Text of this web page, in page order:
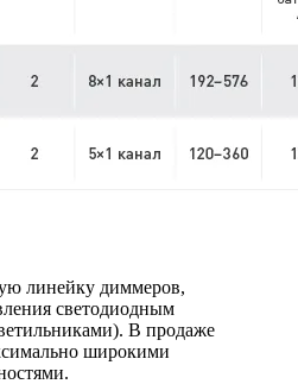
линейку диммеров,
светодиодным
В продаже
широкими